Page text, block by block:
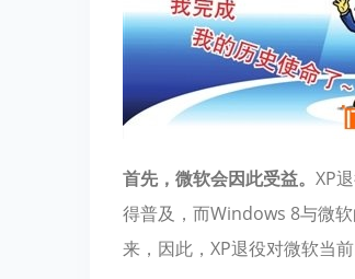
首先，微软会因此受益。 XP
得普及，而Windows 8与微
来，因此，XP退役对微软当